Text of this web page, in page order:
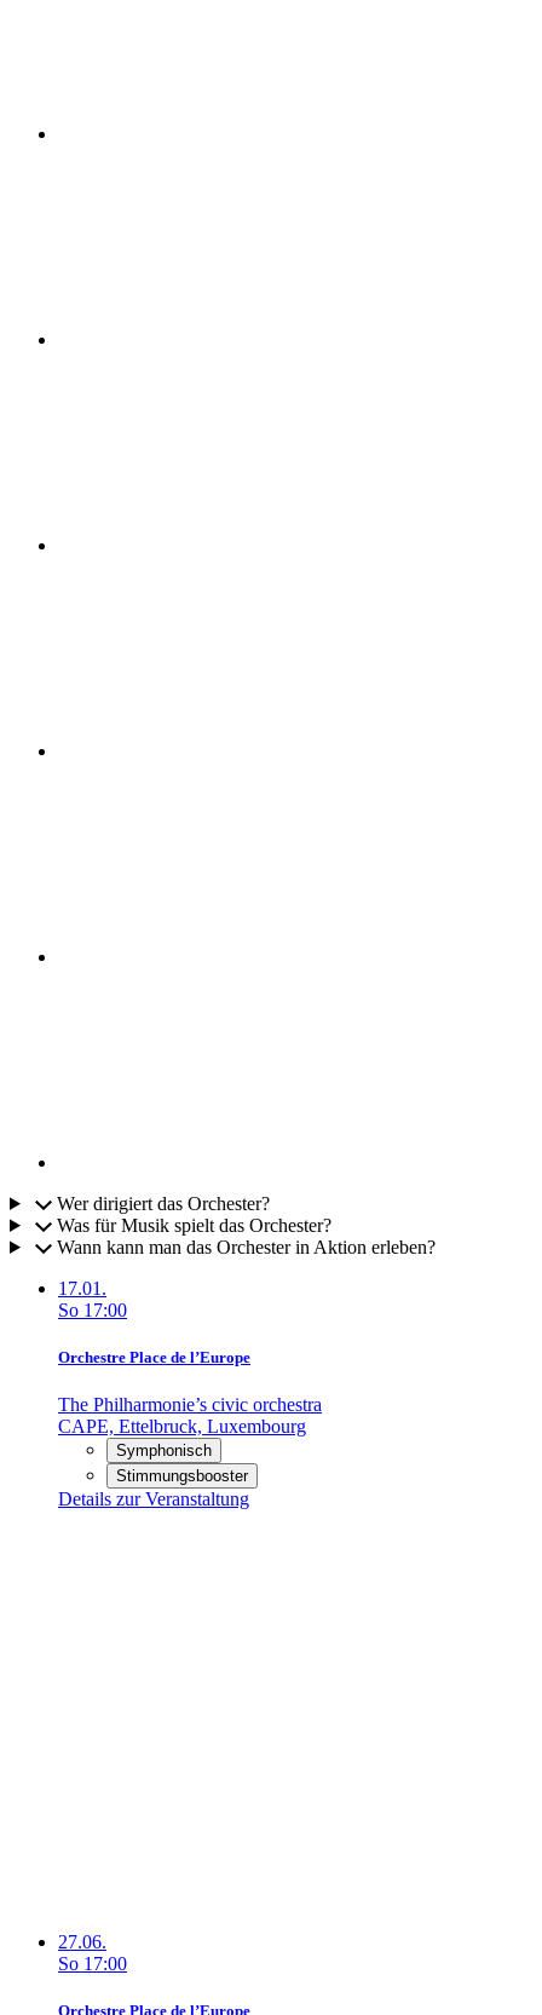
Wer dirigiert das Orchester?
Was für Musik spielt das Orchester?
Wann kann man das Orchester in Aktion erleben?
17.01.
So 17:00
Orchestre Place de l’Europe
The Philharmonie’s civic orchestra
CAPE, Ettelbruck, Luxembourg
Symphonisch
Stimmungsbooster
Details zur Veranstaltung
27.06.
So 17:00
Orchestre Place de l’Europe